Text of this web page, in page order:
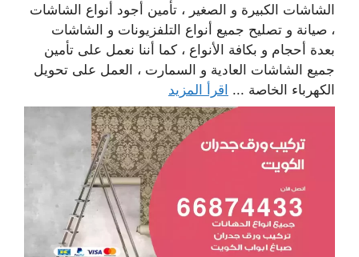
الشاشات الكبيرة و الصغير ، تأمين أجود أنواع الشاشات
، صيانة و تصليح جميع أنواع التلفزيونات و الشاشات
بعدة أحجام و بكافة الأنواع ، كما أننا نعمل على تأمين
جميع الشاشات العادية و السمارت ، العمل على تحويل
الكهرباء الخاصة ... اقرأ المزيد